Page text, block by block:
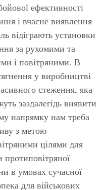
ефективності
і вчасне виявлення
відіграють установки
за рухомими та
і повітряними. В
у виробництві
стеження, яка
заздалегідь виявити
напрямку нам треба
з метою
цілями для
в умовах сучасної
для військових